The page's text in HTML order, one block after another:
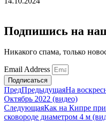
Подпишись на
Никакого спама, только
Email Address
Подписаться
ПредПредыдущаяНа
Октябрь 2022 (видео)
СледующаяКак на Кипре
сковороде диаметром 4 м